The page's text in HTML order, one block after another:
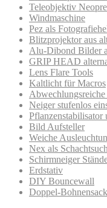
Teleobjektiv
Windmaschine
Pez als
Blitzprojektor aus
Alu-Dibond Bilder
GRIP HEAD
Lens Flare Tools
Kaltlicht für Macros
Abwechlungsreiche
Neiger stufenlos
Bild Aufsteller
Weiche
Nex als
Schirmneiger
Erdstativ
DIY Bouncewall
Doppel-Bohnensack